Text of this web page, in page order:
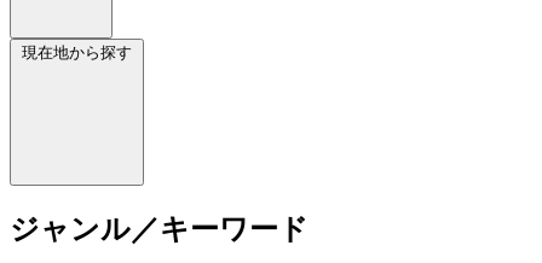
現在地から探す
ジャンル／キーワード